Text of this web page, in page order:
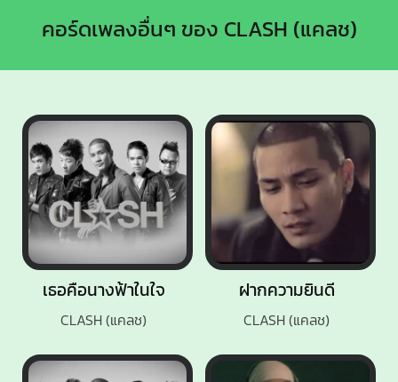
คอร์ดเพลงอื่นๆ ของ CLASH (แคลช)
ฝากความยินดี
CLASH (แคลช)
เธอคือนางฟ้าในใจ
CLASH (แคลช)